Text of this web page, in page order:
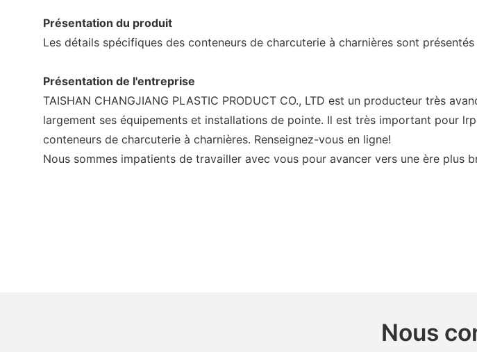
Présentation du produit
Les détails spécifiques des conteneurs de charcuterie à charnières sont
Présentation de l'entreprise
TAISHAN CHANGJIANG PLASTIC PRODUCT CO., LTD est un producteur très
largement ses équipements et installations de pointe. Il est très important pour
conteneurs de charcuterie à charnières. Renseignez-vous en ligne!
Nous sommes impatients de travailler avec vous pour avancer vers une ère plus
Nous